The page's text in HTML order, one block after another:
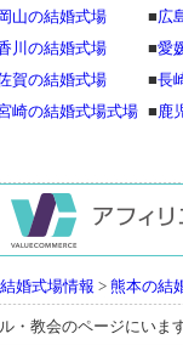
岡山の結婚式場 ■広
川の結婚式場 ■愛
賀の結婚式場 ■長
崎の結婚式場式場 ■鹿
結婚式場情報 > 熊本の結
・教会のページにいま